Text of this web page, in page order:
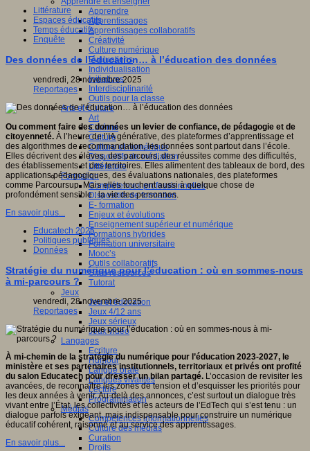
Apprendre
Apprentissages
Apprentissages collaboratifs
Créativité
Culture numérique
Evaluations
Individualisation
Initiatives
Interdisciplinarité
Outils pour la classe
Arts et Culture
Art
Cinéma
Culture
Culture et numérique
Dispositifs de médiation
Littérature
Formation
Compétences professionnelles
Dispositifs de formation
E- formation
Enjeux et évolutions
Enseignement supérieur et numérique
Formations hybrides
Formation universitaire
Mooc’s
Outils collaboratifs
Sites ressources
Tutorat
Jeux
Jeu et éducation
Jeux 4/12 ans
Jeux sérieux
Jeux vidéo
Langages
Ecriture
Humour
Langue orale
Langues vivantes
Lecture
Programmation
Médias
Compétences informationnelles
Culture des médias
Curation
Droits
Littérature
Espaces éducatifs
Temps éducatifs
Enquête
Des données de l’éducation… à l’éducation des données
vendredi, 28 novembre 2025
Reportages
Ou comment faire des données un levier de confiance, de pédagogie et de
citoyenneté. À l’heure de l’IA générative, des plateformes d’apprentissage et
des algorithmes de recommandation, les données sont partout dans l’école.
Elles décrivent des élèves, des parcours, des réussites comme des difficultés,
des établissements et des territoires. Elles alimentent des tableaux de bord, des
applications pédagogiques, des évaluations nationales, des plateformes
comme Parcoursup. Mais elles touchent aussi à quelque chose de
profondément sensible : la vie des personnes.
En savoir plus...
Educatech 2025
Politiques publiques
Données
Stratégie du numérique pour l’éducation : où en sommes-nous
à mi-parcours ?
vendredi, 28 novembre 2025
Reportages
À mi-chemin de la stratégie du numérique pour l’éducation 2023-2027, le
ministère et ses partenaires institutionnels, territoriaux et privés ont profité
du salon Educatech pour dresser un bilan partagé. L’occasion de revisiter les
avancées, de reconnaître les zones de tension et d’esquisser les priorités pour
les deux années à venir. Au-delà des annonces, c’est surtout un dialogue très
vivant entre l’État, les collectivités et les acteurs de l’EdTech qui s’est tenu : un
dialogue parfois exigeant, mais indispensable pour construire un numérique
éducatif cohérent, raisonné et au service des apprentissages.
En savoir plus...